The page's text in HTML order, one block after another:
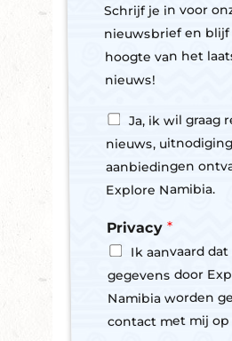
e
w
e
s
e
N
m
e
Schrijf je in voor
nieuwsbrief en blijf
hoogte van het
nieuws!
Y
s
,
s
b
s
c
r
i
e
Ja, ik wil graag
nieuws,
aanbiedingen
Explore Namibia.
Privacy*
Ik aanvaard
gegevens door
Namibia worden
contact met mij